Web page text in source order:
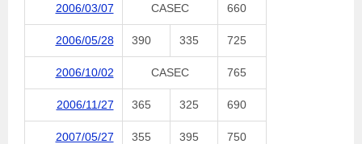
2006/03/07 CASEC 660
2006/05/28 390 335 725
2006/10/02 CASEC 765
2006/11/27 365 325 690
2007/05/27 355 395 750